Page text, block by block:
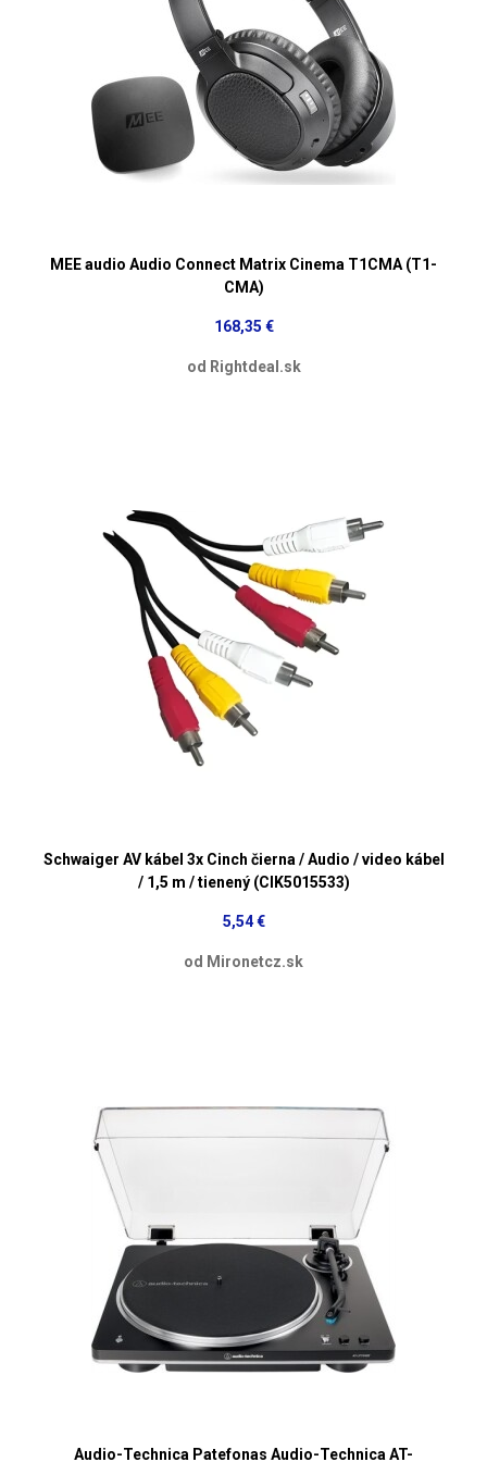
MEE audio Audio Connect Matrix Cinema T1CMA (T1-
CMA)
168,35 €
od Rightdeal.sk
Schwaiger AV kábel 3x Cinch čierna / Audio / video kábel
/ 1,5 m / tienený (CIK5015533)
5,54 €
od Mironetcz.sk
Audio-Technica Patefonas Audio-Technica AT-